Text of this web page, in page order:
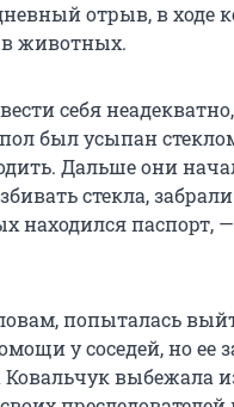
отрыв, в ходе
животных.
себя
был усыпан
Дальше они
стекла,
находился паспорт, —
попыталась
у соседей, но ее
Ковальчук выбежала